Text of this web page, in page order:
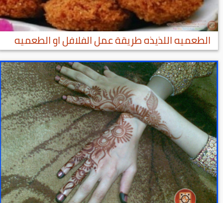
الطعميه اللذيذه طريقة عمل الفلافل او الطعميه